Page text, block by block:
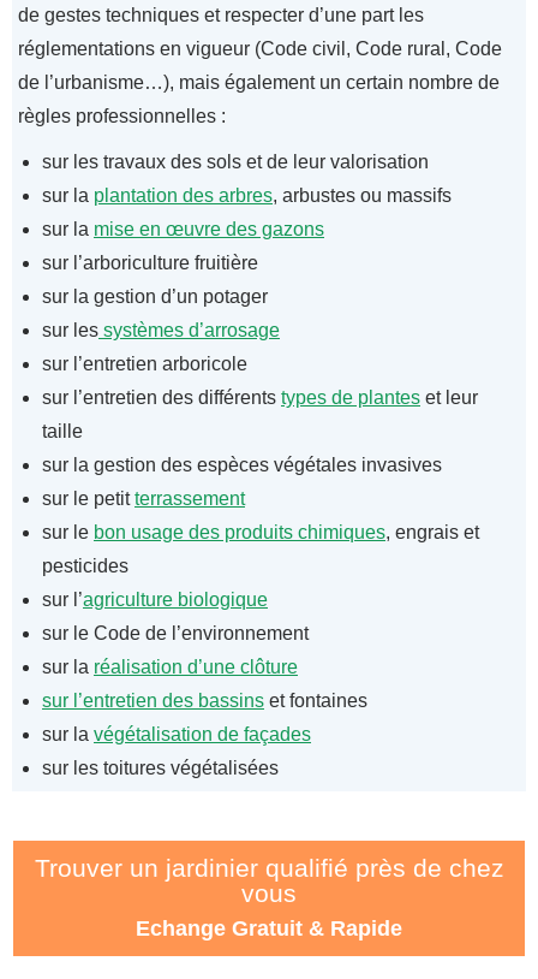
de gestes techniques et respecter d’une part les
réglementations en vigueur (Code civil, Code rural, Code
de l’urbanisme…), mais également un certain nombre de
règles professionnelles :
sur les travaux des sols et de leur valorisation
sur la plantation des arbres, arbustes ou massifs
sur la mise en œuvre des gazons
sur l’arboriculture fruitière
sur la gestion d’un potager
sur les systèmes d’arrosage
sur l’entretien arboricole
sur l’entretien des différents types de plantes et leur
taille
sur la gestion des espèces végétales invasives
sur le petitterrassement
sur le bon usage des produits chimiques, engrais et
pesticides
sur l’agriculture biologique
sur le Code de l’environnement
sur la réalisation d’une clôture
sur l’entretien des bassins et fontaines
sur la végétalisation de façades
sur les toitures végétalisées
Trouver un jardinier qualifié près de chez
vous
Echange Gratuit & Rapide